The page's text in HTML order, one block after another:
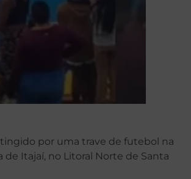
por uma trave de futebol na
Itajaí, no Litoral Norte de Santa